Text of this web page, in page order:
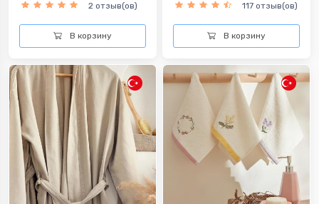
2 отзыв(ов)
В корзину
117 отзыв(ов)
В корзину